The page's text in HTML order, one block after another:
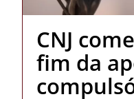
CNJ
fim da